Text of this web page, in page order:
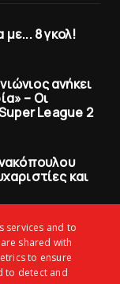
με... 8 γκολ!
ανήκει
– Οι
League 2
και
νίκη για τoν
services and to
shared with
to ensure
to detect and